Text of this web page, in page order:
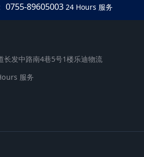
0755-89605003 24 Hours 服务
长发中路南4巷5号1楼乐迪物流
服务